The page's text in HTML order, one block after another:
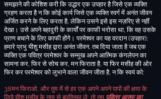
समझाने की कोशिश करी कि उद्धार एक उपहार है जिसे एक व्यक्ति
ग्रहण करता है न कि कोई कार्य जिसे एक व्यक्ति स्वर्ग में अनंत जीवन
अर्जित करने के लिए करता है,लेकिन उसने इसे इस नज़रिए से नहीं
देखा। उसे अपने बहादुरी के कार्यों पर काफी भरोसा था,कि वह उसके
प्राण बचाने के लिए काफी होंगे। परमेश्वर का यह वरदान(उपहार);
हमारे प्रभु यीशु मसीह द्वारा अनंत जीवन,तब दिया जाता है जब एक
व्यक्ति एक पवित्र परमेश्वर के सम्मुख अपने आत्मिक कंगलेपन का
सामना कर,फिर से सोच कर,मन फिराता है,या फिर मसीह की ओर
फिर कर परमेश्वर को लुभाने वाला जीवन जीता है,न कि स्वयं को:
38मन फिराओ, और तुम में से हर एक अपने अपने पापों की क्षमा के
लिये यीशु मसीह के नाम से बपतिस्मा ले;तो तुम पवित्र आत्मा का